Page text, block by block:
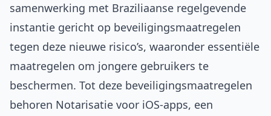
samenwerking met Braziliaanse regelgevende
instantie gericht op beveiligingsmaatregelen
tegen deze nieuwe risico’s, waaronder essentiële
maatregelen om jongere gebruikers te
beschermen. Tot deze beveiligingsmaatregelen
behoren Notarisatie voor iOS-apps, een